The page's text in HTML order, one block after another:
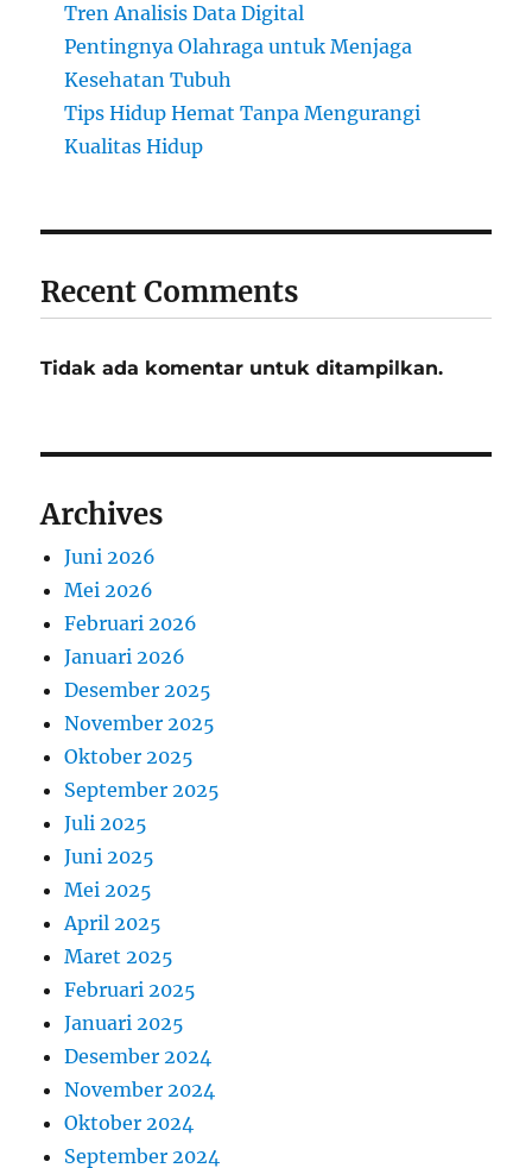
Tren Analisis Data Digital
Pentingnya Olahraga untuk Menjaga
Kesehatan Tubuh
Tips Hidup Hemat Tanpa Mengurangi
Kualitas Hidup
Recent Comments
Tidak ada komentar untuk ditampilkan.
Archives
Juni 2026
Mei 2026
Februari 2026
Januari 2026
Desember 2025
November 2025
Oktober 2025
September 2025
Juli 2025
Juni 2025
Mei 2025
April 2025
Maret 2025
Februari 2025
Januari 2025
Desember 2024
November 2024
Oktober 2024
September 2024